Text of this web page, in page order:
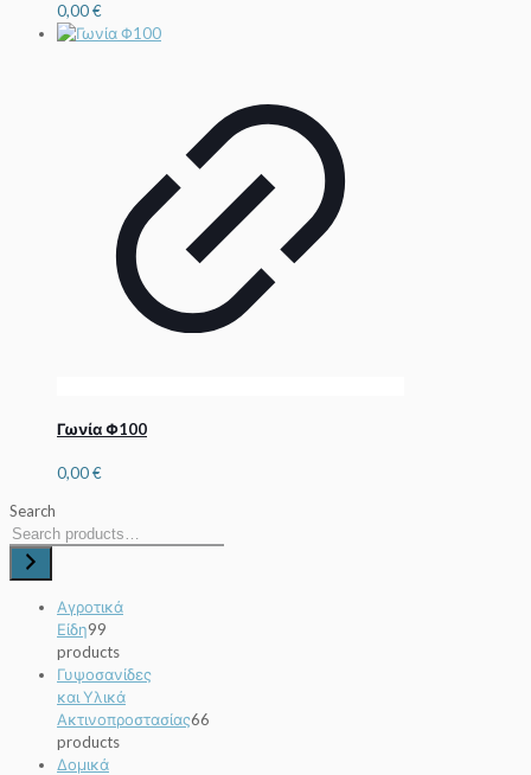
0,00€
Γωνία Φ100
0,00€
Search
Αγροτικά
Είδη99
products
Γυψοσανίδες
και Υλικά
Ακτινοπροστασίας66
products
Δομικά